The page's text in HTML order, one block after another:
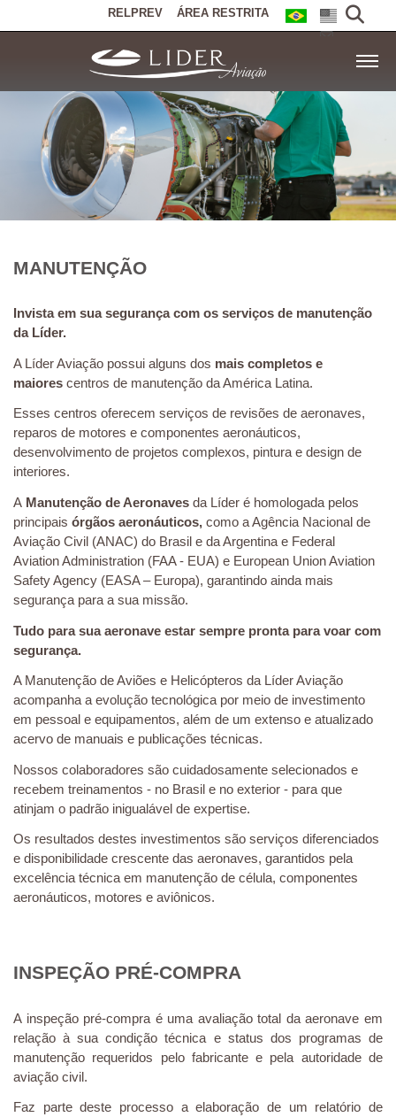
RELPREV ÁREA RESTRITA
MANUTENÇÃO
Invista em sua segurança com os serviços de manutenção
da Líder.
A Líder Aviação possui alguns dos mais completos e
maiores centros de manutenção da América Latina.
Esses centros oferecem serviços de revisões de aeronaves,
reparos de motores e componentes aeronáuticos,
desenvolvimento de projetos complexos, pintura e design de
interiores.
A Manutenção de Aeronaves da Líder é homologada pelos
principais órgãos aeronáuticos, como a Agência Nacional de
Aviação Civil (ANAC) do Brasil e da Argentina e Federal
Aviation Administration (FAA - EUA) e European Union Aviation
Safety Agency (EASA – Europa), garantindo ainda mais
segurança para a sua missão.
Tudo para sua aeronave estar sempre pronta para voar com
segurança.
A Manutenção de Aviões e Helicópteros da Líder Aviação
acompanha a evolução tecnológica por meio de investimento
em pessoal e equipamentos, além de um extenso e atualizado
acervo de manuais e publicações técnicas.
Nossos colaboradores são cuidadosamente selecionados e
recebem treinamentos - no Brasil e no exterior - para que
atinjam o padrão inigualável de expertise.
Os resultados destes investimentos são serviços diferenciados
e disponibilidade crescente das aeronaves, garantidos pela
excelência técnica em manutenção de célula, componentes
aeronáuticos, motores e aviônicos.
INSPEÇÃO PRÉ-COMPRA
A inspeção pré-compra é uma avaliação total da aeronave em
relação à sua condição técnica e status dos programas de
manutenção requeridos pelo fabricante e pela autoridade de
aviação civil.
Faz parte deste processo a elaboração de um relatório de